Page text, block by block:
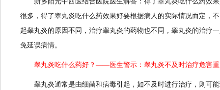
很多，得了睾丸炎吃什么药效果好要根据病人的实际情况而定，
起睾丸炎的原因不同，治疗睾丸炎的药物也不同，睾丸炎的治疗
免延误病情。
睾丸炎吃什么药好？——医生警示：睾丸炎不及时治疗危害
睾丸炎通常是由细菌和病毒引起，如不及时进行治疗，则可能